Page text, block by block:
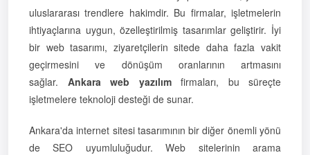
uluslararası trendlere hakimdir. Bu firmalar, işletmelerin
ihtiyaçlarına uygun, özelleştirilmiş tasarımlar geliştirir. İyi
bir web tasarımı, ziyaretçilerin sitede daha fazla vakit
geçirmesini ve dönüşüm oranlarının artmasını
sağlar. Ankara web yazılımfirmaları, bu süreçte
işletmelere teknoloji desteği de sunar.
Ankara'da internet sitesi tasarımının bir diğer önemli yönü
de SEO uyumluluğudur. Web sitelerinin arama